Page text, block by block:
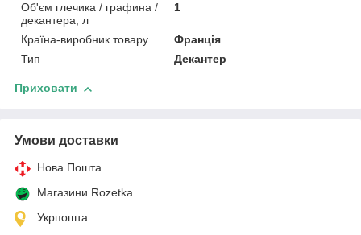
Об'єм глечика / графина /
декантера, л
1
Країна-виробник товару
Франція
Тип
Декантер
Приховати
Умови доставки
Нова Пошта
Магазини Rozetka
Укрпошта